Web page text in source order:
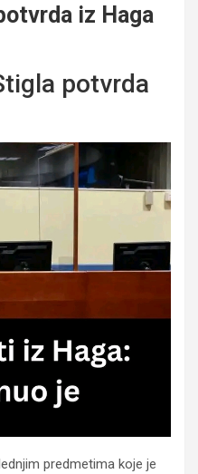
iz Haga
potvrda
predmetima koje je